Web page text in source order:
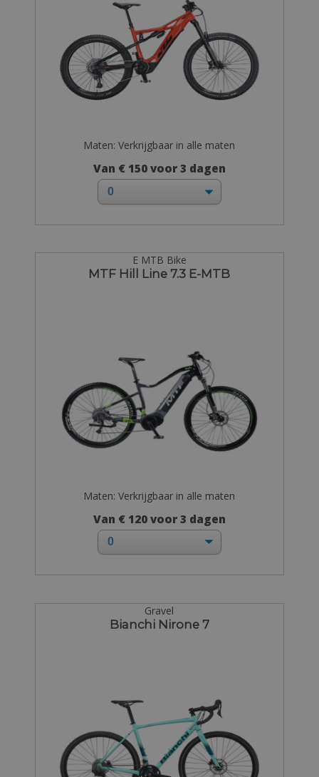
Maten: Verkrijgbaar in alle maten
Van € 150 voor 3 dagen
E MTB Bike
MTF Hill Line 7.3 E-MTB
Maten: Verkrijgbaar in alle maten
Van € 120 voor 3 dagen
Gravel
Bianchi Nirone 7